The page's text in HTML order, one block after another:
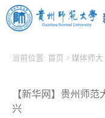
当前位置: 首页 > 媒体师大
【新华网】贵州师
兴